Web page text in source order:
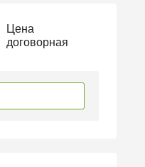
Цена
договорная